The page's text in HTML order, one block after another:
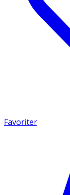
Favoriter